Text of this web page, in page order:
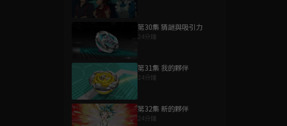
第30集 猜謎與吸引力
24分鐘
第31集 我的夥伴
24分鐘
第32集 新的夥伴
24分鐘